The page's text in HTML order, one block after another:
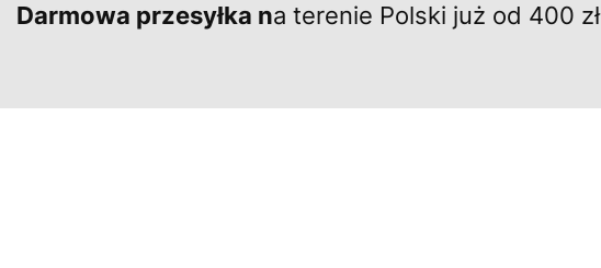
Darmowa przesyłka na terenie Polski już od 400 zł